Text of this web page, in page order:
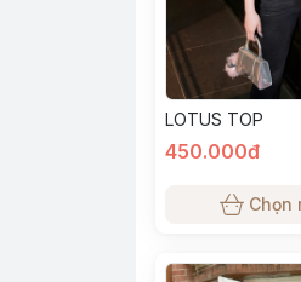
LOTUS TOP
450.000đ
Chọn